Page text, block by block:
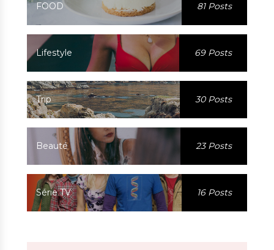
FOOD 81 Posts
Lifestyle 69 Posts
Trip 30 Posts
Beauté 23 Posts
Série TV 16 Posts